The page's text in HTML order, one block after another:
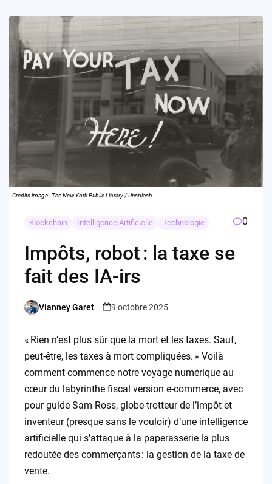
Credits image : The New York Public Library / Unsplash
Blockchain Intelligence Artificielle Technologie 0
Impôts, robot : la taxe se
fait des IA-irs
Posted
Vianney Garet 9 octobre 2025
« Rien n’est plus sûr que la mort et les taxes. Sauf,
peut-être, les taxes à mort compliquées. » Voilà
comment commence notre voyage numérique au
cœur du labyrinthe fiscal version e-commerce, avec
pour guide Sam Ross, globe-trotteur de l’impôt et
inventeur (presque sans le vouloir) d’une intelligence
artificielle qui s’attaque à la paperasserie la plus
redoutée des commerçants : la gestion de la taxe de
vente.